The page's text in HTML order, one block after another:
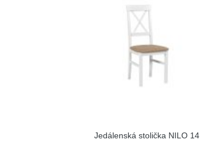
Jedálenská stolička NILO 14